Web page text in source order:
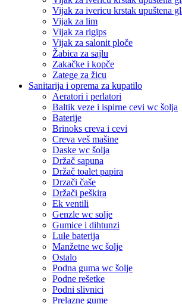
Vijak za ivericu krstak upuštena
Vijak za lim
Vijak za rigips
Vijak za salonit ploče
Žabica za sajlu
Zakačke i kopče
Zatege za žicu
Sanitarija i oprema za kupatilo
Aeratori i perlatori
Baltik veze i ispirne cevi wc šolja
Baterije
Brinoks creva i cevi
Creva veš mašine
Daske wc šolja
Držač sapuna
Držač toalet papira
Drzači čaše
Držači peškira
Ek ventili
Genzle wc solje
Gumice i dihtunzi
Lule baterija
Manžetne wc šolje
Ostalo
Podna guma wc šolje
Podne rešetke
Podni slivnici
Prelazne gume